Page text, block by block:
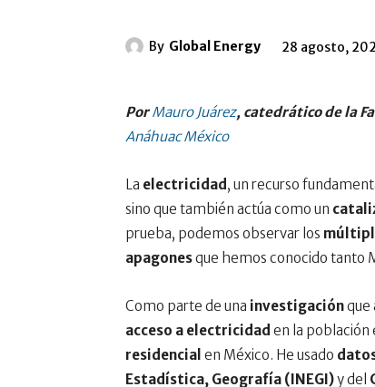
By Global Energy 28 agosto,
PorMauro Juárez, catedrático de la
Anáhuac México
La electricidad , un recurso
sino que también actúa como un
prueba, podemos observar los
apagonesque hemos conocido tanto
Como parte de una investigaciónque
acceso a electricidad en la población
residencial en México. He usado
Estadística, Geografía (INEGI)y del